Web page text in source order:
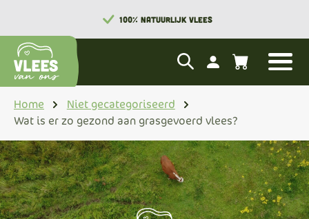
100% NATUURLIJK VLEES
Home
Niet gecategoriseerd
Wat is er zo gezond aan grasgevoerd vlees?